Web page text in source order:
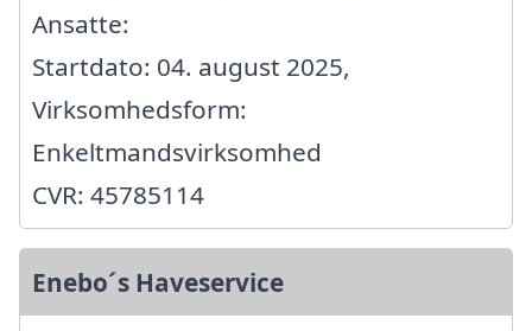
Ansatte:
Startdato: 04. august 2025,
Virksomhedsform:
Enkeltmandsvirksomhed
CVR: 45785114
Enebo´s Haveservice